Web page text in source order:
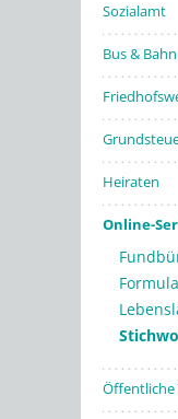
Sozialamt
Bus & Bahn
Heiraten
Online-